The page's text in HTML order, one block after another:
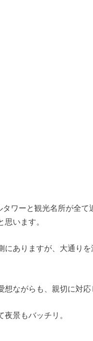
タワーと観光名所が全
います。
にありますが、大通り
ながらも、親切に対応
景もバッチリ。